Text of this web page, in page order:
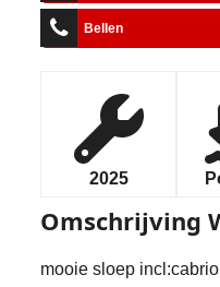
Bellen
2025
Omschrijving
mooie sloep